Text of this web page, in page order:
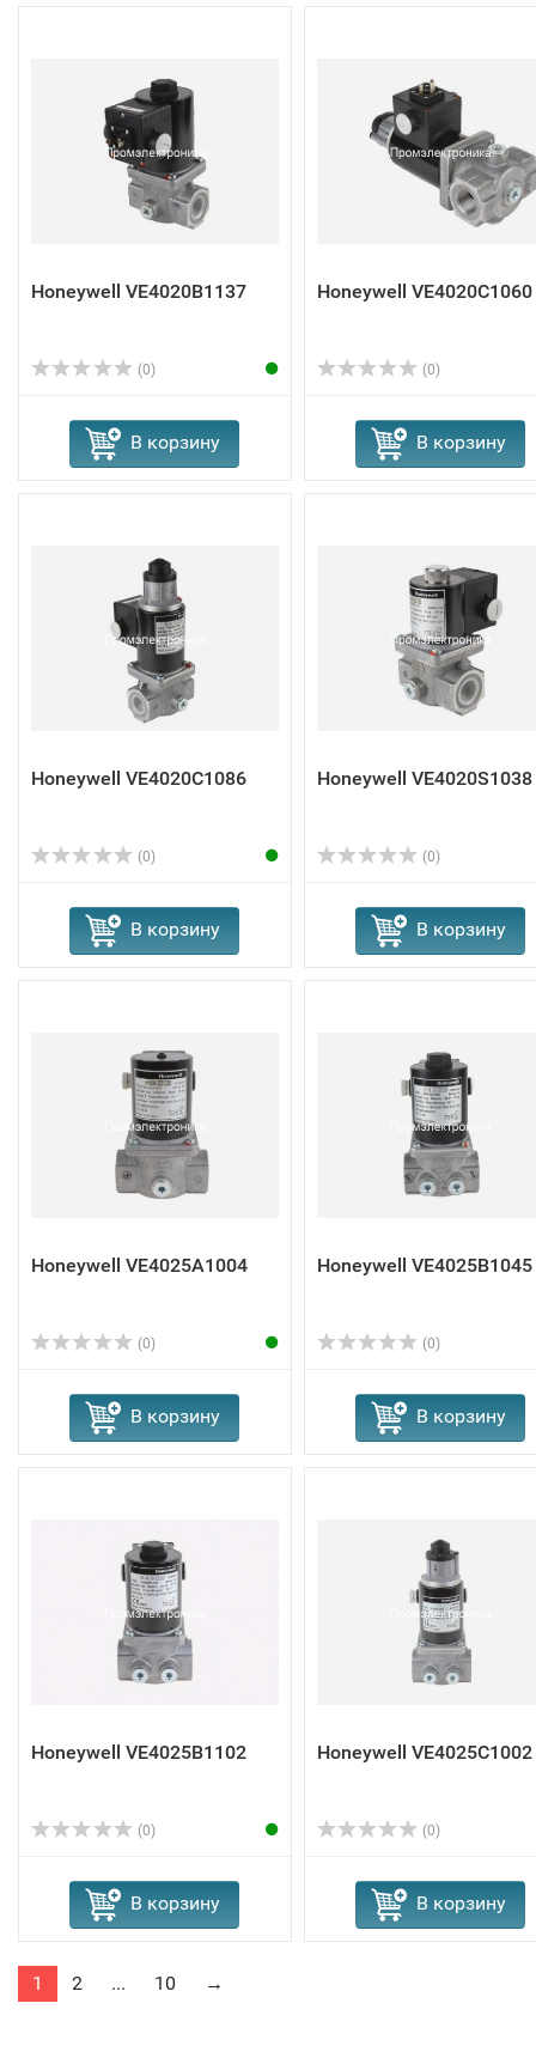
Honeywell VE4020B1137
(0)
В корзину
Honeywell VE4020C1060
(0)
В корзину
Honeywell VE4020C1086
(0)
В корзину
Honeywell VE4020S1038
(0)
В корзину
Honeywell VE4025A1004
(0)
В корзину
Honeywell VE4025B1045
(0)
В корзину
Honeywell VE4025B1102
(0)
В корзину
Honeywell VE4025C1002
(0)
В корзину
1 2 ... 10 →